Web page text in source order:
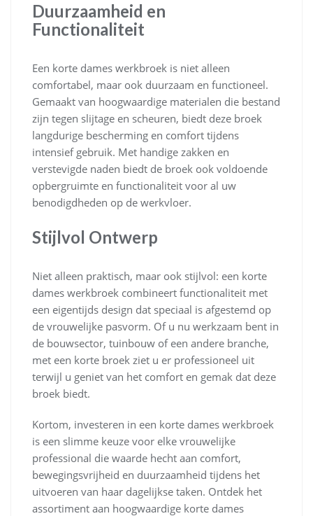
Duurzaamheid en
Functionaliteit
Een korte dames werkbroek is niet alleen
comfortabel, maar ook duurzaam en functioneel.
Gemaakt van hoogwaardige materialen die bestand
zijn tegen slijtage en scheuren, biedt deze broek
langdurige bescherming en comfort tijdens
intensief gebruik. Met handige zakken en
verstevigde naden biedt de broek ook voldoende
opbergruimte en functionaliteit voor al uw
benodigdheden op de werkvloer.
Stijlvol Ontwerp
Niet alleen praktisch, maar ook stijlvol: een korte
dames werkbroek combineert functionaliteit met
een eigentijds design dat speciaal is afgestemd op
de vrouwelijke pasvorm. Of u nu werkzaam bent in
de bouwsector, tuinbouw of een andere branche,
met een korte broek ziet u er professioneel uit
terwijl u geniet van het comfort en gemak dat deze
broek biedt.
Kortom, investeren in een korte dames werkbroek
is een slimme keuze voor elke vrouwelijke
professional die waarde hecht aan comfort,
bewegingsvrijheid en duurzaamheid tijdens het
uitvoeren van haar dagelijkse taken. Ontdek het
assortiment aan hoogwaardige korte dames